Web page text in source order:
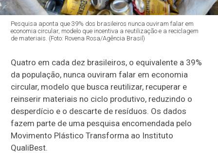
Pesquisa aponta que 39% dos brasileiros nunca ouviram falar em
economia circular, modelo que incentiva a reutilização e a reciclagem
de materiais. (Foto: Rovena Rosa/Agência Brasil)
Quatro em cada dez brasileiros, o equivalente a 39%
da população, nunca ouviram falar em economia
circular, modelo que busca reutilizar, recuperar e
reinserir materiais no ciclo produtivo, reduzindo o
desperdício e o descarte de resíduos. Os dados
fazem parte de uma pesquisa encomendada pelo
Movimento Plástico Transforma ao Instituto
QualiBest.